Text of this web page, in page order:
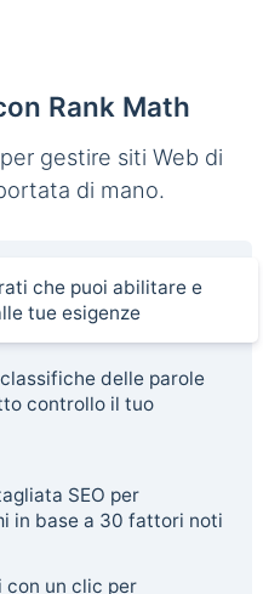
Rank Math
gestire siti Web di
di mano.
che puoi abilitare e
tue esigenze
delle parole
controllo il tuo
SEO per
in base a 30 fattori noti
con un clic per